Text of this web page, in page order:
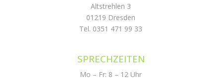
Altstrehlen 3
01219 Dresden
Tel. 0351 471 99 33
SPRECHZEITEN
Mo – Fr: 8 – 12 Uhr